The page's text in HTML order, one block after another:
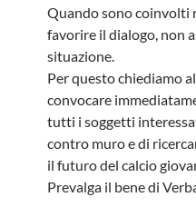
Quando sono coinvolti
favorire il dialogo, non
situazione.
Per questo chiediamo
convocare
tutti i soggetti
contro muro e di
il futuro del calcio
Prevalga il bene di